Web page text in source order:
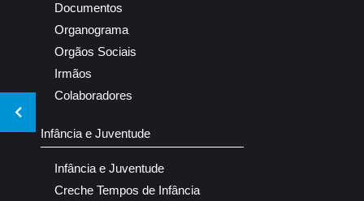
Documentos
Organograma
Orgãos Sociais
Irmãos
Colaboradores
Infância e Juventude
Infância e Juventude
Creche Tempos de Infância